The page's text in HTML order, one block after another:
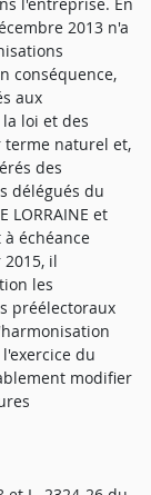
2013 n'a
conséquence,
aux
loi et des
terme naturel et,
des
délégués du
LORRAINE et
à échéance
il
les
préélectoraux
du
modifier